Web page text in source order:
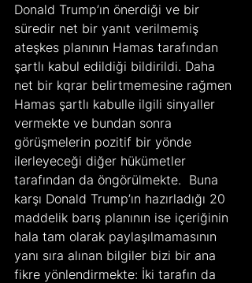
Donald Trump’ın önerdiği ve bir
süredir net bir yanıt verilmemiş
ateşkes planının Hamas tarafından
şartlı kabul edildiği bildirildi. Daha
net bir kqrar belirtmemesine rağmen
Hamas şartlı kabulle ilgili sinyaller
vermekte ve bundan sonra
görüşmelerin pozitif bir yönde
ilerleyeceği diğer hükümetler
tarafından da öngörülmekte.  Buna
karşı Donald Trump’ın hazırladığı 20
maddelik barış planının ise içeriğinin
hala tam olarak paylaşılmamasının
yanı sıra alınan bilgiler bizi bir ana
fikre yönlendirmekte: İki tarafın da